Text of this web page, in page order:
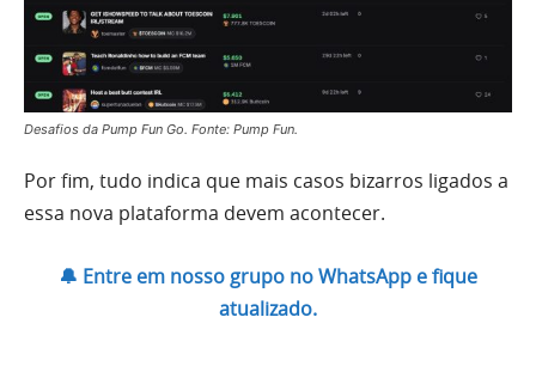
Desafios da Pump Fun Go. Fonte: Pump Fun.
Por fim, tudo indica que mais casos bizarros ligados a
essa nova plataforma devem acontecer.
🔔 Entre em nosso grupo no WhatsApp e fique
atualizado.